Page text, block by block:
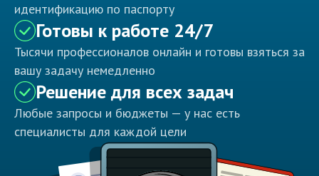
идентификацию по паспорту
Готовы к работе 24/7
Тысячи профессионалов онлайн и готовы взяться за
вашу задачу немедленно
Решение для всех задач
Любые запросы и бюджеты — у нас есть
специалисты для каждой цели